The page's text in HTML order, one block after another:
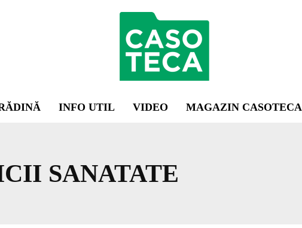
INFO UTIL VIDEO MAGAZIN CASOTECA
SANATATE